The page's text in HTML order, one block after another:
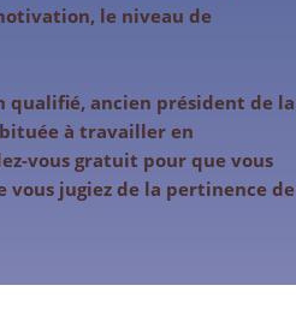
le niveau de
qualifié, ancien président de la
à travailler en
vous gratuit pour que vous
jugiez de la pertinence de